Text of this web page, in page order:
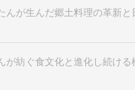
んが生んだ郷土料理の革新
が紡ぐ食文化と進化し続ける